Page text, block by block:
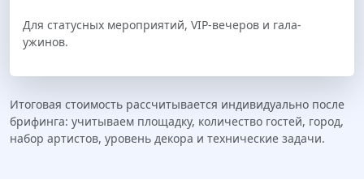
Для статусных мероприятий, VIP-вечеров и гала-
ужинов.
Итоговая стоимость рассчитывается индивидуально после
брифинга: учитываем площадку, количество гостей, город,
набор артистов, уровень декора и технические задачи.